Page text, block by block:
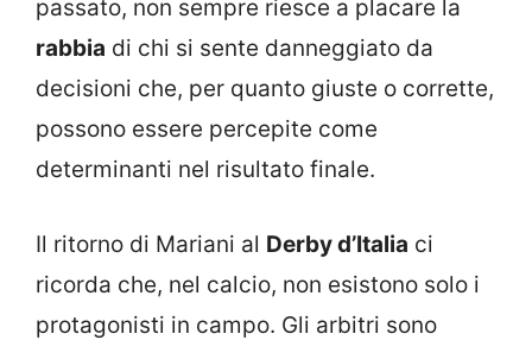
passato, non sempre riesce a placare la
rabbia di chi si sente danneggiato da
decisioni che, per quanto giuste o corrette,
possono essere percepite come
determinanti nel risultato finale.
Il ritorno di Mariani al Derby d’Italia ci
ricorda che, nel calcio, non esistono solo i
protagonisti in campo. Gli arbitri sono